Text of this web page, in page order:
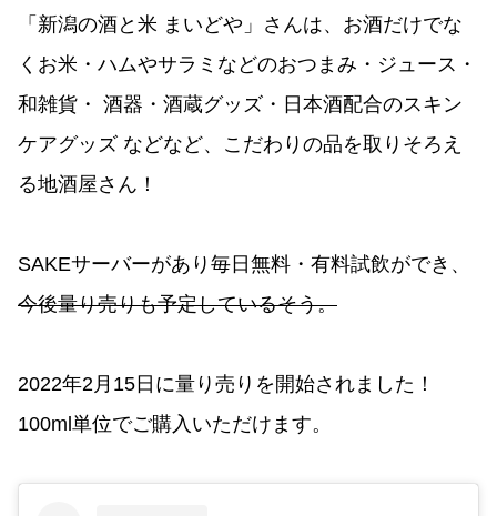
「新潟の酒と米 まいどや」さんは、お酒だけでな
くお米・ハムやサラミなどのおつまみ・ジュース・
和雑貨・ 酒器・酒蔵グッズ・日本酒配合のスキン
ケアグッズ などなど、こだわりの品を取りそろえ
る地酒屋さん！
SAKEサーバーがあり毎日無料・有料試飲ができ、
今後量り売りも予定しているそう。
2022年2月15日に量り売りを開始されました！
100ml単位でご購入いただけます。